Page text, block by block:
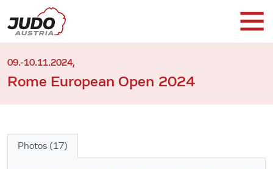
09.-10.11.2024,
Rome European Open 2024
Photos (17)